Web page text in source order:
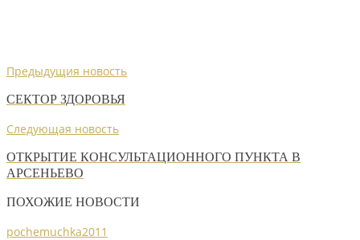
Предыдущия новость
СЕКТОР ЗДОРОВЬЯ
Следующая новость
ОТКРЫТИЕ КОНСУЛЬТАЦИОННОГО ПУНКТА В
АРСЕНЬЕВО
ПОХОЖИЕ НОВОСТИ
pochemuchka2011